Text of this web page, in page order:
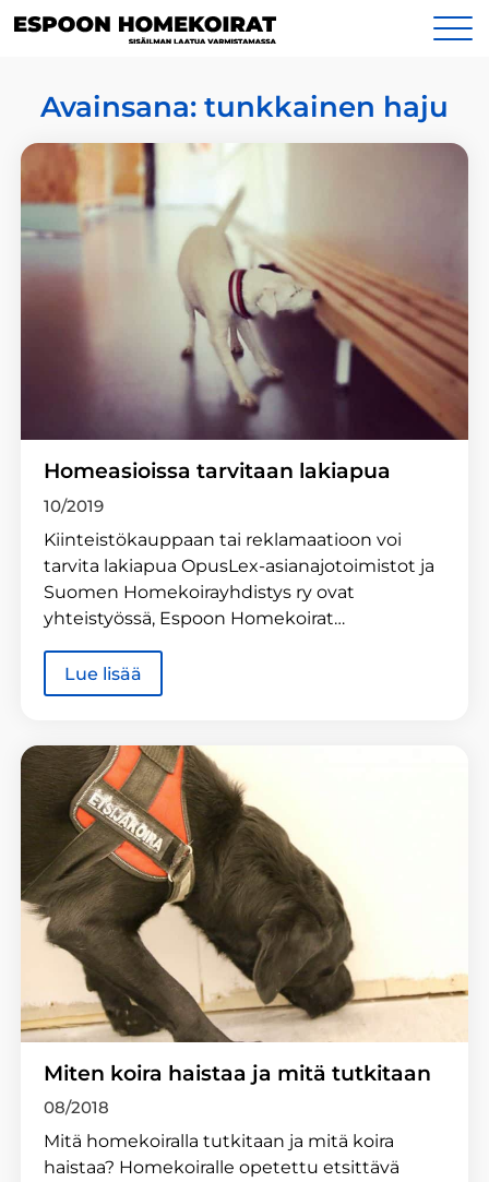
sisältöön
Yhteystiedot
Avainsana: tunkkainen haju
Homeasioissa tarvitaan lakiapua
10/2019
Kiinteistökauppaan tai reklamaatioon voi
tarvita lakiapua OpusLex-asianajotoimistot ja
Suomen Homekoirayhdistys ry ovat
yhteistyössä, Espoon Homekoirat…
Lue lisää
Miten koira haistaa ja mitä tutkitaan
08/2018
Mitä homekoiralla tutkitaan ja mitä koira
haistaa? Homekoiralle opetettu etsittävä